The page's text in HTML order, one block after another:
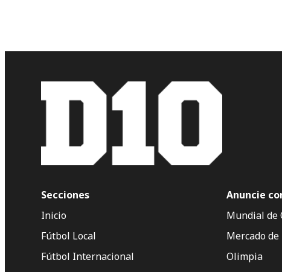
Secciones
Inicio
Fútbol Local
Fútbol Internacional
Anuncie
Mundial de
Mercado de
Olimpia